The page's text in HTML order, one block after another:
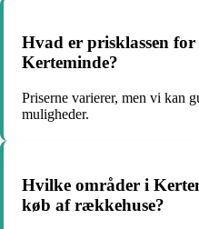
Hvad er prisklassen
Kerteminde?
Priserne varierer, men vi kan
muligheder.
Hvilke områder i
køb af rækkehuse?